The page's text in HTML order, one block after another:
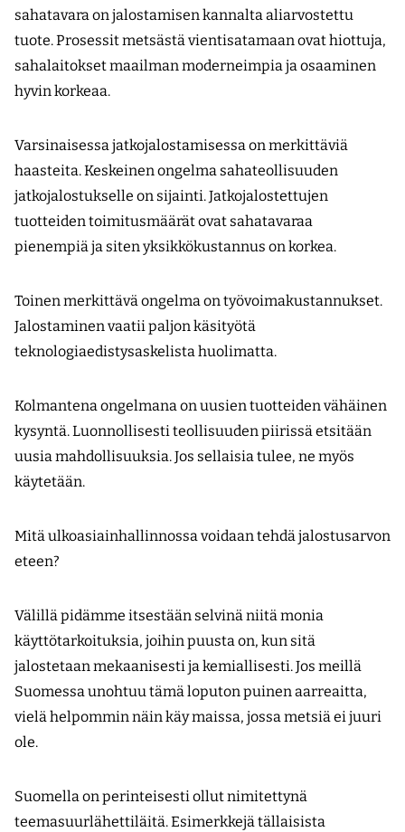
sahatavara on jalostamisen kannalta aliarvostettu
tuote. Prosessit metsästä vientisatamaan ovat hiottuja,
sahalaitokset maailman moderneimpia ja osaaminen
hyvin korkeaa.
Varsinaisessa jatkojalostamisessa on merkittäviä
haasteita. Keskeinen ongelma sahateollisuuden
jatkojalostukselle on sijainti. Jatkojalostettujen
tuotteiden toimitusmäärät ovat sahatavaraa
pienempiä ja siten yksikkökustannus on korkea.
Toinen merkittävä ongelma on työvoimakustannukset.
Jalostaminen vaatii paljon käsityötä
teknologiaedistysaskelista huolimatta.
Kolmantena ongelmana on uusien tuotteiden vähäinen
kysyntä. Luonnollisesti teollisuuden piirissä etsitään
uusia mahdollisuuksia. Jos sellaisia tulee, ne myös
käytetään.
Mitä ulkoasiainhallinnossa voidaan tehdä jalostusarvon
eteen?
Välillä pidämme itsestään selvinä niitä monia
käyttötarkoituksia, joihin puusta on, kun sitä
jalostetaan mekaanisesti ja kemiallisesti. Jos meillä
Suomessa unohtuu tämä loputon puinen aarreaitta,
vielä helpommin näin käy maissa, jossa metsiä ei juuri
ole.
Suomella on perinteisesti ollut nimitettynä
teemasuurlähettiläitä. Esimerkkejä tällaisista